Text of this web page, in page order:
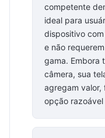
competente
ideal para
dispositivo
e não
gama. Embora
câmera, sua
agregam valor,
opção